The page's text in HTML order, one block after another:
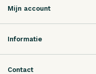
Mijn account
Informatie
Contact